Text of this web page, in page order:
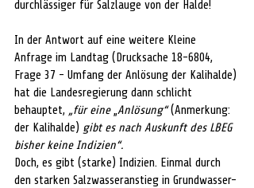
durchlässiger für Salzlauge von der Halde!
In der Antwort auf eine weitere Kleine
Anfrage im Landtag (Drucksache 18-6804,
Frage 37 - Umfang der Anlösung der Kalihalde)
hat die Landesregierung dann schlicht
behauptet, „für eine „Anlösung“ (Anmerkung:
der Kalihalde) gibt es nach Auskunft des LBEG
bisher keine Indizien“.
Doch, es gibt (starke) Indizien. Einmal durch
den starken Salzwasseranstieg in Grundwasser-